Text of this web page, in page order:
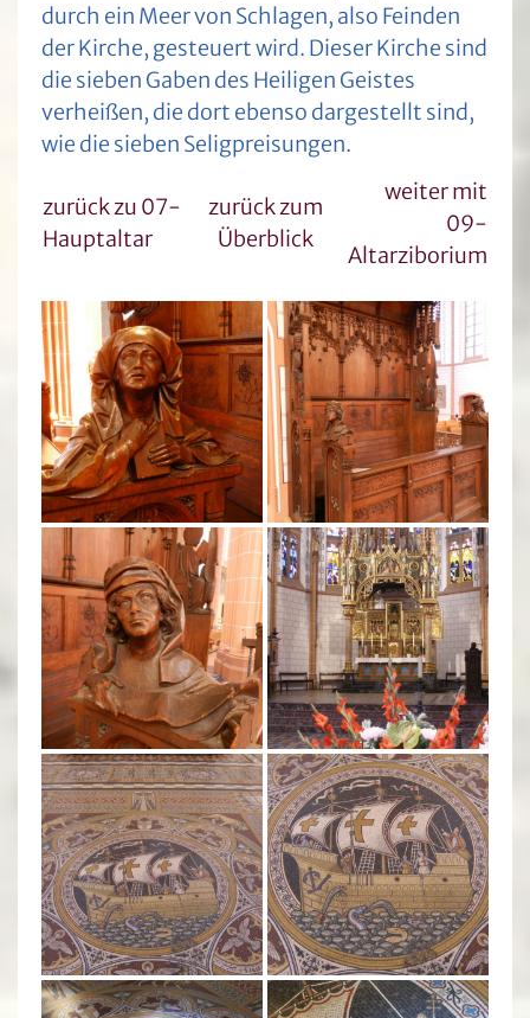
durch ein Meer von Schlagen, also Feinden
der Kirche, gesteuert wird. Dieser Kirche sind
die sieben Gaben des Heiligen Geistes
verheißen, die dort ebenso dargestellt sind,
wie die sieben Seligpreisungen.
zurück zu 07-
Hauptaltar
zurück zum
Überblick
weiter mit
09-
Altarziborium